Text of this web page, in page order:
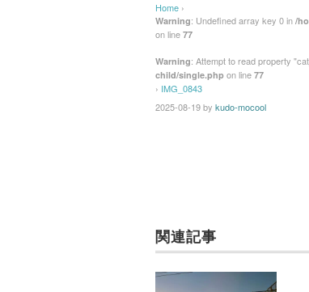
Home ›
Warning: Undefined array key 0 in /
on line 77
Warning: Attempt to read property
child/single.php on line 77
› IMG_0843
2025-08-19by kudo-mocool
関連記事